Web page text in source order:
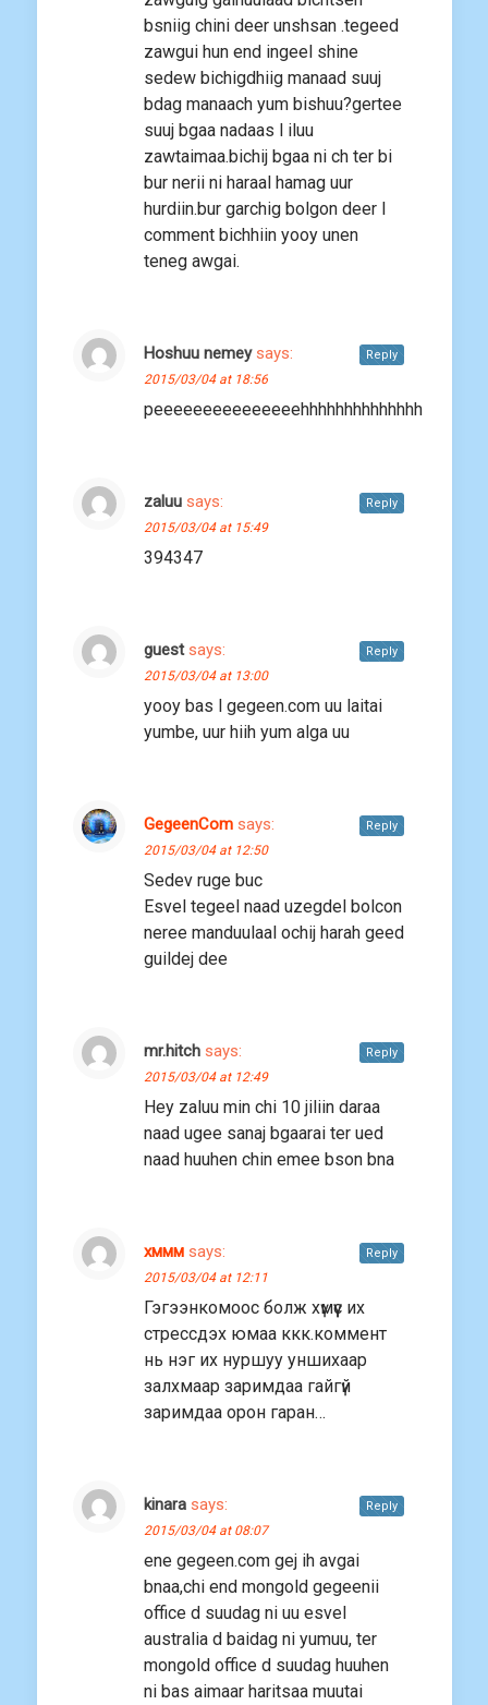
bsniig chini deer unshsan .tegeed
zawgui hun end ingeel shine
sedew bichigdhiig manaad suuj
bdag manaach yum bishuu?gertee
suuj bgaa nadaas l iluu
zawtaimaa.bichij bgaa ni ch ter bi
bur nerii ni haraal hamag uur
hurdiin.bur garchig bolgon deer l
comment bichhiin yooy unen
teneg awgai.
Hoshuu nemey says:
2015/03/04 at 18:56
peeeeeeeeeeeeeeehhhhhhhhhhhhhh
Reply
zaluu says:
2015/03/04 at 15:49
394347
Reply
guest says:
2015/03/04 at 13:00
yooy bas l gegeen.com uu laitai
yumbe, uur hiih yum alga uu
Reply
GegeenCom says:
2015/03/04 at 12:50
Sedev ruge buc
Esvel tegeel naad uzegdel bolcon
neree manduulaal ochij harah geed
guildej dee
Reply
mr.hitch says:
2015/03/04 at 12:49
Hey zaluu min chi 10 jiliin daraa
naad ugee sanaj bgaarai ter ued
naad huuhen chin emee bson bna
Reply
хммм says:
2015/03/04 at 12:11
Гэгээнкомоос болж хүмүүс их
стрессдэх юмаа ккк.коммент
нь нэг их нуршуу уншихаар
залхмаар заримдаа гайгүй
заримдаа орон гаран…
Reply
kinara says:
2015/03/04 at 08:07
ene gegeen.com gej ih avgai
bnaa,chi end mongold gegeenii
office d suudag ni uu esvel
australia d baidag ni yumuu, ter
mongold office d suudag huuhen
ni bas aimaar haritsaa muutai
Reply